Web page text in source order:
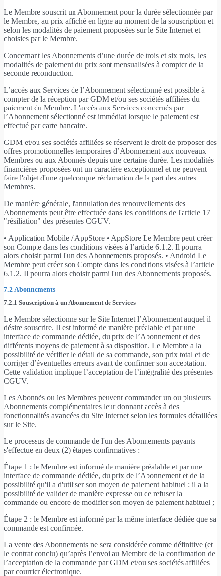
Le Membre souscrit un Abonnement pour la durée sélectionnée par
le Membre, au prix affiché en ligne au moment de la souscription et
selon les modalités de paiement proposées sur le Site Internet et
choisies par le Membre.
Concernant les Abonnements d’une durée de trois et six mois, les
modalités de paiement du prix sont mensualisées à compter de la
seconde reconduction.
L’accès aux Services de l’Abonnement sélectionné est possible à
compter de la réception par GDM et/ou ses sociétés affiliées du
paiement du Membre. L'accès aux Services concernés par
l’Abonnement sélectionné est immédiat lorsque le paiement est
effectué par carte bancaire.
GDM et/ou ses sociétés affiliées se réservent le droit de proposer des
offres promotionnelles temporaires d’Abonnement aux nouveaux
Membres ou aux Abonnés depuis une certaine durée. Les modalités
financières proposées ont un caractère exceptionnel et ne peuvent
faire l'objet d'une quelconque réclamation de la part des autres
Membres.
De manière générale, l'annulation des renouvellements des
Abonnements peut être effectuée dans les conditions de l'article 17
"résiliation" des présentes CGUV.
• Application Mobile / AppStore • AppStore Le Membre peut créer
son Compte dans les conditions visées à l’article 6.1.2. Il pourra
alors choisir parmi l'un des Abonnements proposés. • Android Le
Membre peut créer son Compte dans les conditions visées à l’article
6.1.2. Il pourra alors choisir parmi l'un des Abonnements proposés.
7.2 Abonnements
7.2.1 Souscription à un Abonnement de Services
Le Membre sélectionne sur le Site Internet l’Abonnement auquel il
désire souscrire. Il est informé de manière préalable et par une
interface de commande dédiée, du prix de l’Abonnement et des
différents moyens de paiement à sa disposition. Le Membre a la
possibilité de vérifier le détail de sa commande, son prix total et de
corriger d’éventuelles erreurs avant de confirmer son acceptation.
Cette validation implique l’acceptation de l’intégralité des présentes
CGUV.
Les Abonnés ou les Membres peuvent commander un ou plusieurs
Abonnements complémentaires leur donnant accès à des
fonctionnalités avancées du Site Internet selon les formules détaillées
sur le Site.
Le processus de commande de l'un des Abonnements payants
s'effectue en deux (2) étapes confirmatives :
Étape 1 : le Membre est informé de manière préalable et par une
interface de commande dédiée, du prix de l’Abonnement et de la
possibilité qu'il a d'utiliser son moyen de paiement habituel : il a la
possibilité de valider de manière expresse ou de refuser la
commande ou encore de modifier son moyen de paiement habituel ;
Étape 2 : le Membre est informé par la même interface dédiée que sa
commande est confirmée.
La vente des Abonnements ne sera considérée comme définitive (et
le contrat conclu) qu’après l’envoi au Membre de la confirmation de
l’acceptation de la commande par GDM et/ou ses sociétés affiliées
par courrier électronique.